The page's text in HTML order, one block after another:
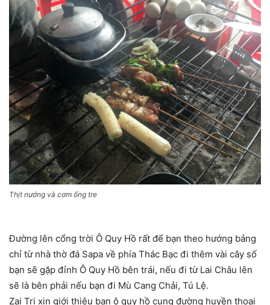
Thịt nướng và cơm ống tre
Đường lên cổng trời Ô Quy Hồ rất để bạn theo hướng bảng
chỉ từ nhà thờ đá Sapa về phía Thác Bạc đi thêm vài cây số
bạn sẽ gặp đỉnh Ô Quy Hồ bên trái, nếu đi từ Lai Châu lên
sẽ là bên phải nếu bạn đi Mù Cang Chải, Tú Lệ.
Zai Tri xin giới thiệu bạn ô quy hồ cung đường huyền thoại